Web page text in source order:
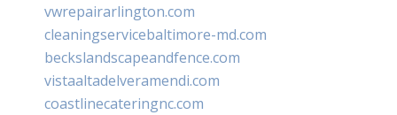
vwrepairarlington.com
cleaningservicebaltimore-md.com
beckslandscapeandfence.com
vistaaltadelveramendi.com
coastlinecateringnc.com